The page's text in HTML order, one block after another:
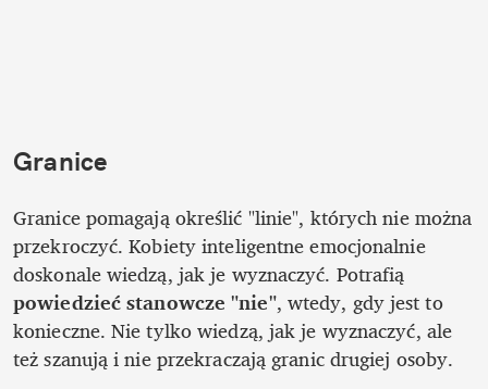
Granice
Granice pomagają określić "linie", których nie można
przekroczyć. Kobiety inteligentne emocjonalnie
powiedzieć stanowcze "nie", wtedy, gdy jest to
konieczne. Nie tylko wiedzą, jak je wyznaczyć, ale
też szanują i nie przekraczają granic drugiej osoby.